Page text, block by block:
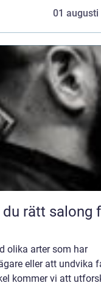
01 augusti
rätt salong
olika arter som har
eller att undvika
kommer vi att